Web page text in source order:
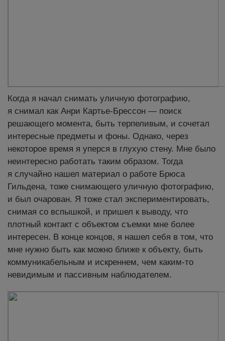
Когда я начал снимать уличную фотографию,
я снимал как Анри Картье-Брессон — поиск
решающего момента, быть терпеливым, и сочетал
интересные предметы и фоны. Однако, через
некоторое время я уперся в глухую стену. Мне было
неинтересно работать таким образом. Тогда
я случайно нашел материал о работе Брюса
Гильдена, тоже снимающего уличную фотографию,
и был очарован. Я тоже стал экспериментировать,
снимая со вспышкой, и пришел к выводу, что
плотный контакт с объектом съемки мне более
интересен. В конце концов, я нашел себя в том, что
мне нужно быть как можно ближе к объекту, быть
коммуникабельным и искреннем, чем каким-то
невидимым и пассивным наблюдателем.